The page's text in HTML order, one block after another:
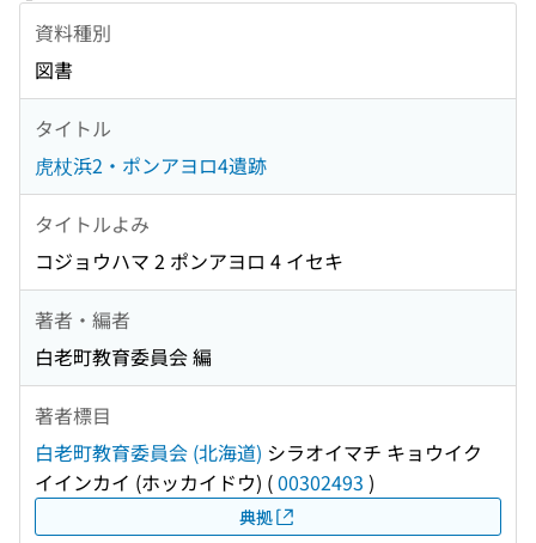
資料種別
図書
タイトル
虎杖浜2・ポンアヨロ4遺跡
タイトルよみ
コジョウハマ 2 ポンアヨロ 4 イセキ
著者・編者
白老町教育委員会 編
著者標目
白老町教育委員会 (北海道) シラオイマチ キョウイク
イインカイ (ホッカイドウ) (00302493 )
典拠